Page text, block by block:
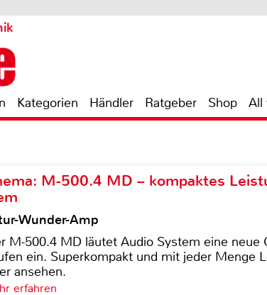
Kategorien Händler Ratgeber Shop All
M-500.4 MD – kompaktes
Wunder-Amp
M-500.4 MD läutet Audio System eine neue
ein. Superkompakt und mit jeder Menge
ansehen.
erfahren